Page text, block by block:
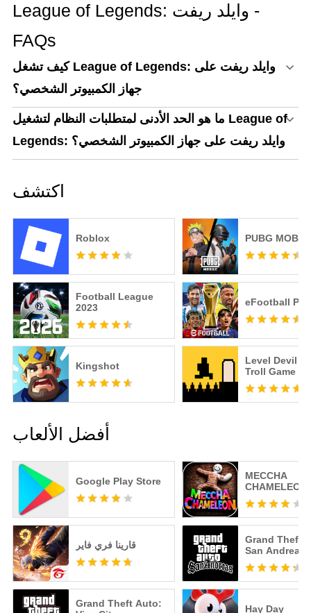
على الكمبيوتر!
League of Legends: وايلد ريفت -
FAQs
كيف تشغل League of Legends: وايلد ريفت على
جهاز الكمبيوتر الشخصي؟
ما هو الحد الأدنى لمتطلبات النظام لتشغيل League of
Legends: وايلد ريفت على جهاز الكمبيوتر الشخصي؟
اكتشف
Roblox PUBG
Football League
2023
eFootball
Kingshot
Level Devil -
Troll Game
أفضل الألعاب
Google Play Store
قارينا فري فاير
Grand Theft Auto:
MECCHA
CHAMELEON
Grand Theft
San Andreas
Hay Day